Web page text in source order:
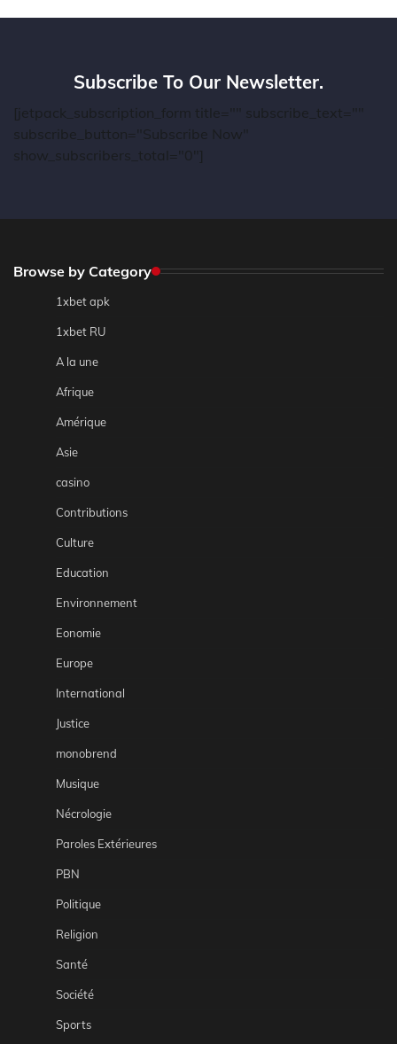
Subscribe To Our Newsletter.
[jetpack_subscription_form title="" subscribe_text=""
subscribe_button="Subscribe Now"
show_subscribers_total="0"]
Browse by Category
1xbet apk
1xbet RU
A la une
Afrique
Amérique
Asie
casino
Contributions
Culture
Education
Environnement
Eonomie
Europe
International
Justice
monobrend
Musique
Nécrologie
Paroles Extérieures
PBN
Politique
Religion
Santé
Société
Sports